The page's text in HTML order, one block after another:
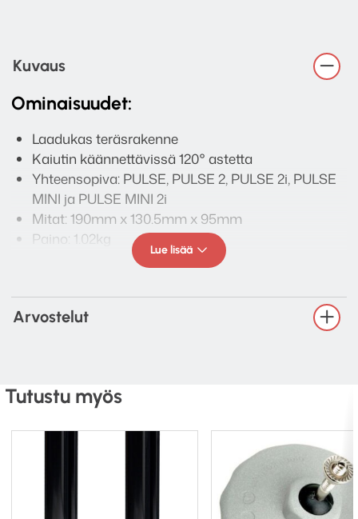
Kuvaus
Ominaisuudet:
Laadukas teräsrakenne
Kaiutin käännettävissä 120° astetta
Yhteensopiva: PULSE, PULSE 2, PULSE 2i, PULSE
MINI ja PULSE MINI 2i
Mitat: 190mm x 130.5mm x 95mm
Paino: 1.02kg
Lue lisää
Arvostelut
Tutustu myös